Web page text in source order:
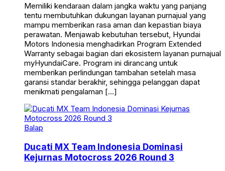
Memiliki kendaraan dalam jangka waktu yang panjang
tentu membutuhkan dukungan layanan purnajual yang
mampu memberikan rasa aman dan kepastian biaya
perawatan. Menjawab kebutuhan tersebut, Hyundai
Motors Indonesia menghadirkan Program Extended
Warranty sebagai bagian dari ekosistem layanan purnajual
myHyundaiCare. Program ini dirancang untuk
memberikan perlindungan tambahan setelah masa
garansi standar berakhir, sehingga pelanggan dapat
menikmati pengalaman […]
Balap
Ducati MX Team Indonesia Dominasi
Kejurnas Motocross 2026 Round 3